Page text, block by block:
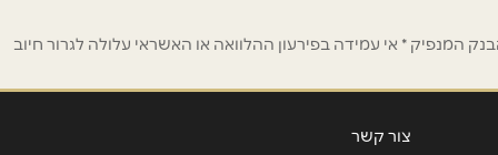
* אי עמידה בפירעון ההלוואה או האשראי עלולה לגרור חיוב
צור קשר